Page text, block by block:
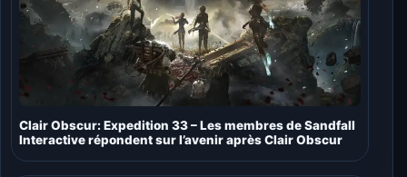
Clair Obscur: Expedition 33 – Les membres de Sandfall
Interactive répondent sur l’avenir après Clair Obscur